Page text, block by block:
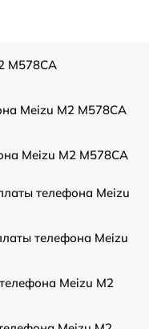
M578CA
Meizu M2 M578CA
Meizu M2 M578CA
телефона Meizu
телефона Meizu
Meizu M2